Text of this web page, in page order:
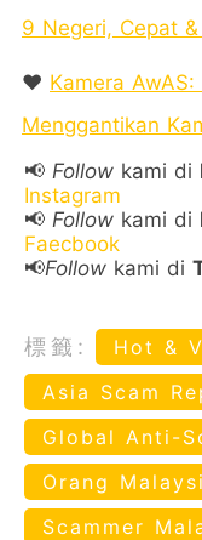
9 Negeri, Cepat
❤️ Kamera
Menggantikan
📢 Follow kami di
Instagram
📢 Follow kami di
Faecbook
📢Follow kami di
標籤:
Hot &
Asia Scam
Global Anti-
Orang
Scammer